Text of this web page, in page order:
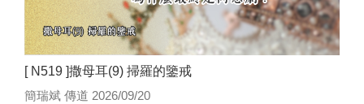
[ N519 ]撒母耳(9) 掃羅的鑒戒
簡瑞斌 傳道 2026/09/20